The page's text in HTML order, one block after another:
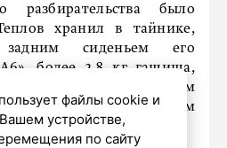
разбирательства было
хранил в тайнике,
сиденьем его
более 2,8 кг гашиша,
брикетов, с намерением
в другом
файлы cookie и
устройстве,
по сайту